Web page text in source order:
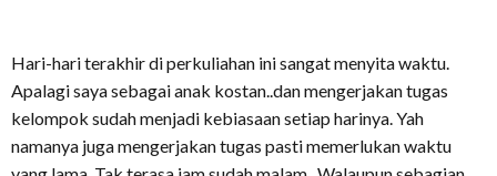
Hari-hari terakhir di perkuliahan ini sangat menyita waktu.
Apalagi saya sebagai anak kostan..dan mengerjakan tugas
kelompok sudah menjadi kebiasaan setiap harinya. Yah
namanya juga mengerjakan tugas pasti memerlukan waktu